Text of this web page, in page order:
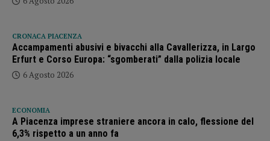
CRONACA PIACENZA
Accampamenti abusivi e bivacchi alla Cavallerizza, in Largo
Erfurt e Corso Europa: “sgomberati” dalla polizia locale
6 Agosto 2026
ECONOMIA
A Piacenza imprese straniere ancora in calo, flessione del
6,3% rispetto a un anno fa